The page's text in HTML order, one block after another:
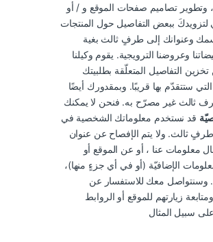
، وتطوير تصاميم صفحات الموقع و / أو
لتزويدكَ ببعض التفاصيل حول المنتجات
وعنوانك إلى طرفٍ ثالث بغية
وعروضنا الترويجية. يقوم وكيلنا
التفاصيل المتعلّقة بطلبيتك
ستتقدّم بها قريبًا. وبمقدورك أيضًا
لطرف ثالث غير مصرّح به. فنحن لا يمكنك
قد نستخدم معلوماتك الشخصية في
ثالث. ولا يتم الإفصاح عن عنوان
معلومات عنا ، أو عن الموقع أو
الإضافيّة (أو في أي جزءٍ منها)،
وسنتواصل معك للاستفسار عن
زيارتهم للموقع أو الروابط